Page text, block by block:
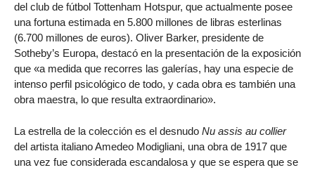
del club de fútbol Tottenham Hotspur, que actualmente posee
una fortuna estimada en 5.800 millones de libras esterlinas
(6.700 millones de euros). Oliver Barker, presidente de
Sotheby’s Europa, destacó en la presentación de la exposición
que «a medida que recorres las galerías, hay una especie de
intenso perfil psicológico de todo, y cada obra es también una
obra maestra, lo que resulta extraordinario».
La estrella de la colección es el desnudo Nu assis au collier
del artista italiano Amedeo Modigliani, una obra de 1917 que
una vez fue considerada escandalosa y que se espera que se